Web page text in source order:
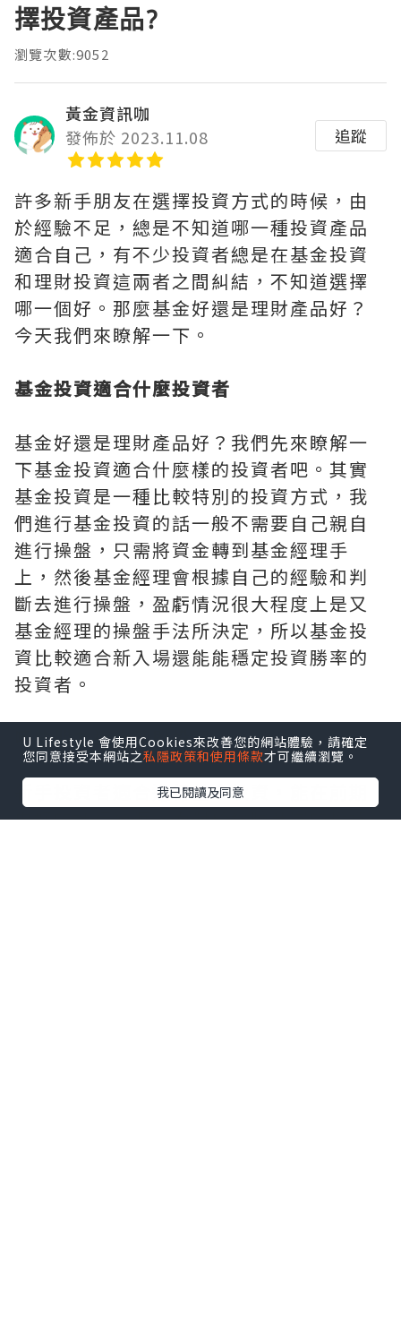
擇投資產品?
瀏覽次數:9052
黃金資訊咖
發佈於 2023.11.08
追蹤
許多新手朋友在選擇投資方式的時候，由
於經驗不足，總是不知道哪一種投資產品
適合自己，有不少投資者總是在基金投資
和理財投資這兩者之間糾結，不知道選擇
哪一個好。那麼基金好還是理財產品好？
今天我們來瞭解一下。
基金投資適合什麼投資者
基金好還是理財產品好？我們先來瞭解一
下基金投資適合什麼樣的投資者吧。其實
基金投資是一種比較特別的投資方式，我
們進行基金投資的話一般不需要自己親自
進行操盤，只需將資金轉到基金經理手
上，然後基金經理會根據自己的經驗和判
斷去進行操盤，盈虧情況很大程度上是又
基金經理的操盤手法所決定，所以基金投
資比較適合新入場還能能穩定投資勝率的
投資者。
哪些朋友適合理財投資
新手投資者適合進行基金投資，能在前期
更好的進行過渡。而對於經驗豐富的投資
U Lifestyle 會使用Cookies來改善您的網站體驗，請確定
您同意接受本網站之私隱政策和使用條款才可繼續瀏覽。
我已閱讀及同意